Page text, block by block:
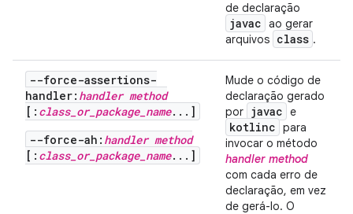
de declaração
javac ao gerar
arquivos class .
--force-assertions-
handler: handler method
[: class_or_package_name...]
--force-ah: handler method
[: class_or_package_name...]
Mude o código de
declaração gerado
por javac e
kotlinc para
invocar o método
handler method
com cada erro de
declaração, em vez
de gerá-lo. O